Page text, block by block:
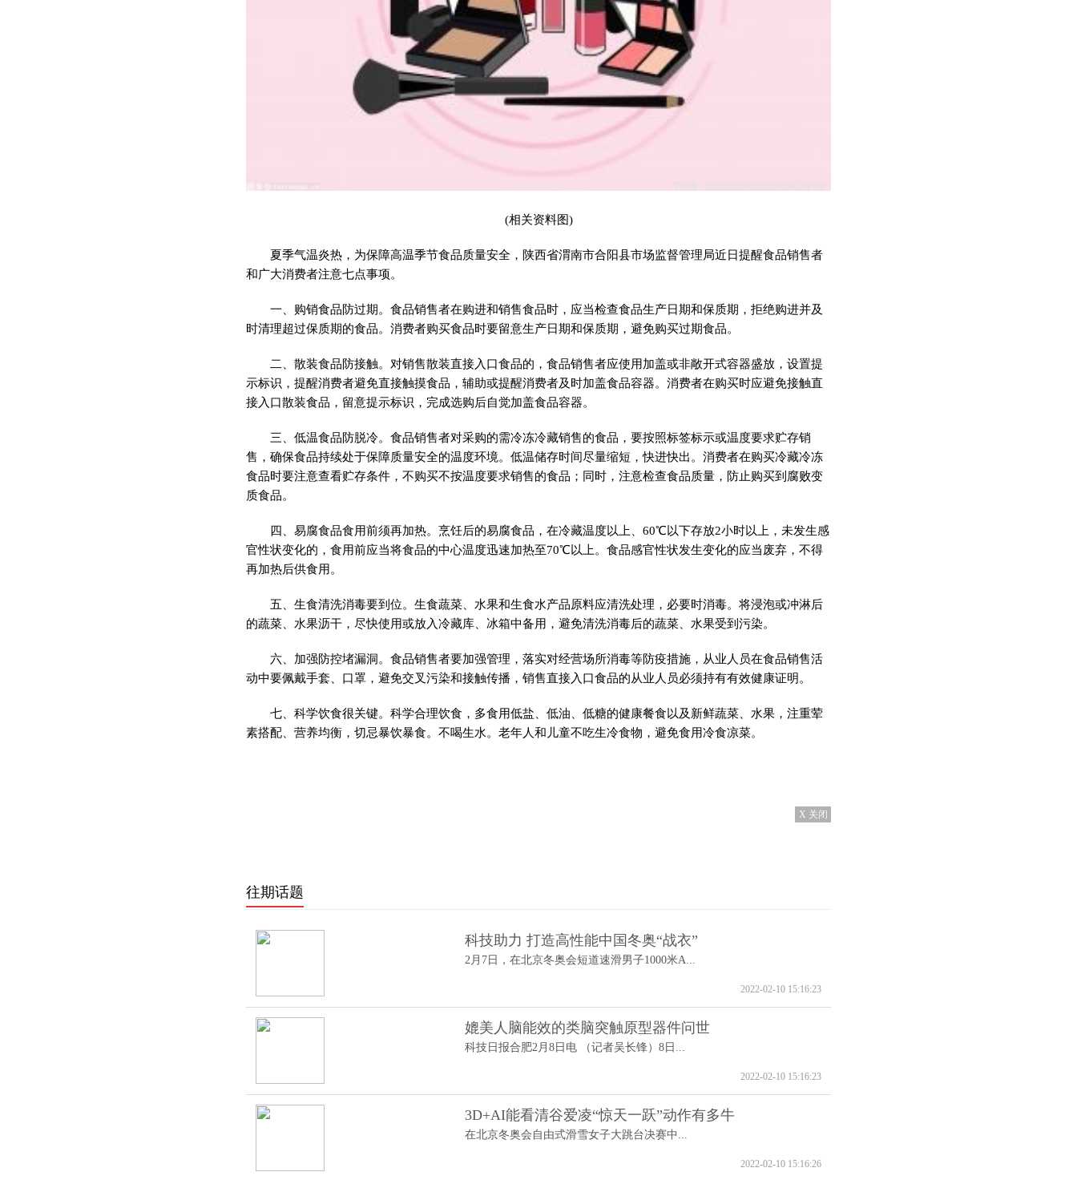
(相关资料图)
夏季气温炎热，为保障高温季节食品质量安全，陕西省渭南市合阳县市场监督管理局近日提醒食品销售者
和广大消费者注意七点事项。
一、购销食品防过期。食品销售者在购进和销售食品时，应当检查食品生产日期和保质期，拒绝购进并及
时清理超过保质期的食品。消费者购买食品时要留意生产日期和保质期，避免购买过期食品。
二、散装食品防接触。对销售散装直接入口食品的，食品销售者应使用加盖或非敞开式容器盛放，设置提
示标识，提醒消费者避免直接触摸食品，辅助或提醒消费者及时加盖食品容器。消费者在购买时应避免接触直
接入口散装食品，留意提示标识，完成选购后自觉加盖食品容器。
三、低温食品防脱冷。食品销售者对采购的需冷冻冷藏销售的食品，要按照标签标示或温度要求贮存销
售，确保食品持续处于保障质量安全的温度环境。低温储存时间尽量缩短，快进快出。消费者在购买冷藏冷冻
食品时要注意查看贮存条件，不购买不按温度要求销售的食品；同时，注意检查食品质量，防止购买到腐败变
质食品。
四、易腐食品食用前须再加热。烹饪后的易腐食品，在冷藏温度以上、60℃以下存放2小时以上，未发生感
官性状变化的，食用前应当将食品的中心温度迅速加热至70℃以上。食品感官性状发生变化的应当废弃，不得
再加热后供食用。
五、生食清洗消毒要到位。生食蔬菜、水果和生食水产品原料应清洗处理，必要时消毒。将浸泡或冲淋后
的蔬菜、水果沥干，尽快使用或放入冷藏库、冰箱中备用，避免清洗消毒后的蔬菜、水果受到污染。
六、加强防控堵漏洞。食品销售者要加强管理，落实对经营场所消毒等防疫措施，从业人员在食品销售活
动中要佩戴手套、口罩，避免交叉污染和接触传播，销售直接入口食品的从业人员必须持有有效健康证明。
七、科学饮食很关键。科学合理饮食，多食用低盐、低油、低糖的健康餐食以及新鲜蔬菜、水果，注重荤
素搭配、营养均衡，切忌暴饮暴食。不喝生水。老年人和儿童不吃生冷食物，避免食用冷食凉菜。
X 关闭
往期话题
科技助力 打造高性能中国冬奥“战衣”
2月7日，在北京冬奥会短道速滑男子1000米A...
2022-02-10 15:16:23
媲美人脑能效的类脑突触原型器件问世
科技日报合肥2月8日电 （记者吴长锋）8日...
2022-02-10 15:16:23
3D+AI能看清谷爱凌“惊天一跃”动作有多牛
在北京冬奥会自由式滑雪女子大跳台决赛中...
2022-02-10 15:16:26